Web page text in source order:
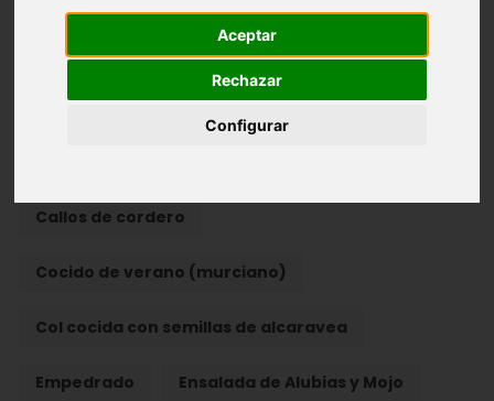
Aceptar
Rechazar
Configurar
Alcachofas de la Abuela Alubias con almejas
Andrajos Asado de pollo
Callos de cordero
Cocido de verano (murciano)
Col cocida con semillas de alcaravea
Empedrado Ensalada de Alubias y Mojo